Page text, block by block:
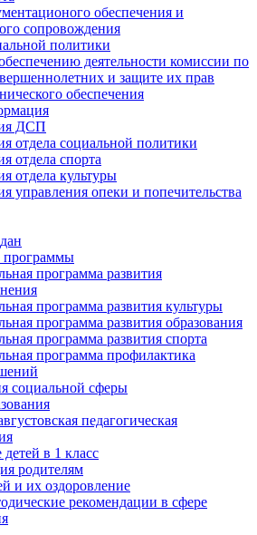
обеспечения и
сопровождения
политики
деятельности комиссии по
и защите их прав
обеспечения
ДСП
отдела социальной политики
отдела спорта
отдела культуры
управления опеки и попечительства
программа развития
программа развития культуры
программа развития образования
программа развития спорта
программа профилактика
социальной сферы
педагогическая
детей в 1 класс
родителям
и их оздоровление
рекомендации в сфере